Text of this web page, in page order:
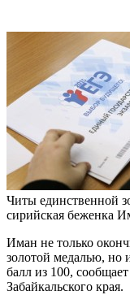
Читы единственной
сирийская беженка
Иман не только
золотой медалью, но
балл из 100,
Забайкальского края.